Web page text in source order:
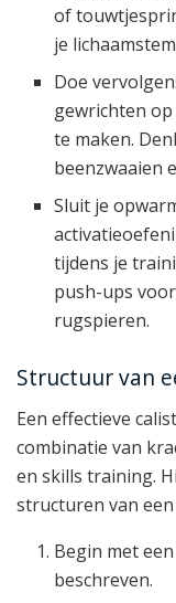
of
je
Doe
gewrichten
te maken.
beenzwaaien
Sluit je
tijdens je
push-ups
rugspieren.
Structuur van
Een effectieve
combinatie van
en skills training.
structuren van
Begin met
beschreven.